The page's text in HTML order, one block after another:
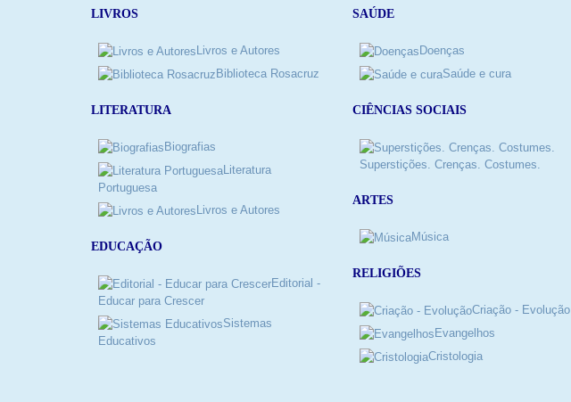
LIVROS
Livros e Autores
Biblioteca Rosacruz
LITERATURA
Biografias
Literatura
Portuguesa
Livros e Autores
EDUCAÇÃO
Editorial -
Educar para Crescer
Sistemas
Educativos
SAÚDE
Doenças
Saúde e cura
CIÊNCIAS SOCIAIS
Superstições. Crenças. Costumes.
ARTES
Música
RELIGIÕES
Criação - Evolução
Evangelhos
Cristologia